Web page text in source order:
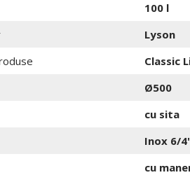
100 l
Lyson
Classic
Ø500
cu sita
Inox 6/
cu